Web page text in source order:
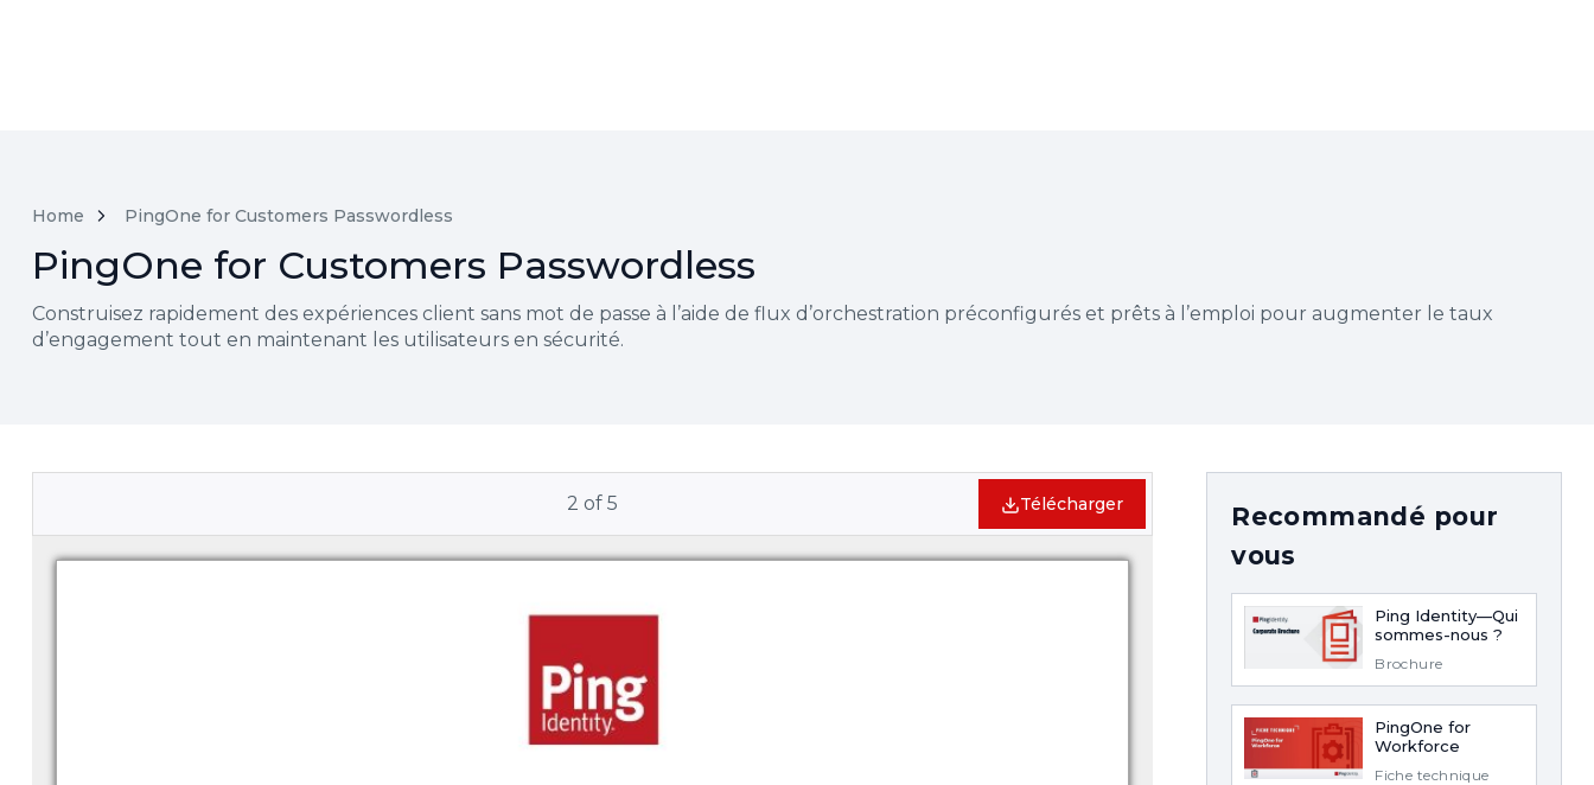
Home PingOne for Customers Passwordless
PingOne for Customers Passwordless
Construisez rapidement des expériences client sans mot de passe à l’aide de flux d’orchestration préconfigurés et prêts à l’emploi pour augmenter le taux
d’engagement tout en maintenant les utilisateurs en sécurité.
2 of 5 Télécharger
Recommandé pour
vous
Ping Identity—Qui
sommes-nous ?
Brochure
PingOne for
Workforce
Fiche technique